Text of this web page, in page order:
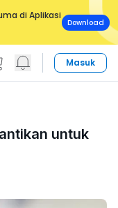
di Aplikasi
Download
Masuk
untuk